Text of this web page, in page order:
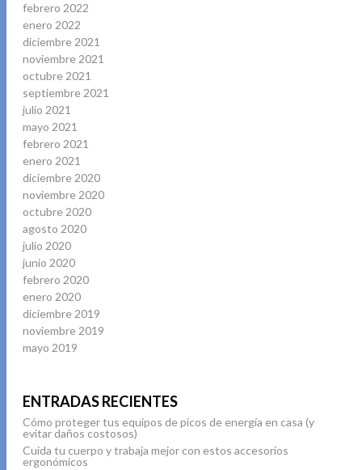
febrero 2022
enero 2022
diciembre 2021
noviembre 2021
octubre 2021
septiembre 2021
julio 2021
mayo 2021
febrero 2021
enero 2021
diciembre 2020
noviembre 2020
octubre 2020
agosto 2020
julio 2020
junio 2020
febrero 2020
enero 2020
diciembre 2019
noviembre 2019
mayo 2019
ENTRADAS RECIENTES
Cómo proteger tus equipos de picos de energía en casa (y
evitar daños costosos)
Cuida tu cuerpo y trabaja mejor con estos accesorios
ergonómicos